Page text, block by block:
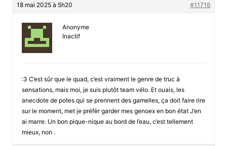
18 mai 2025 à 5h20 #11716
Anonyme
Inactif
:3 C’est sûr que le quad, c’est vraiment le genre de truc à
sensations, mais moi, je suis plutôt team vélo. Et ouais, les
anecdote de potes qui se prennent des gamelles, ça doit faire rire
sur le moment, met je préfèr garder mes genoex en bon état J’en
ai marre. Un bon pique-nique au bord de l’eau, c’est tellement
mieux, non .